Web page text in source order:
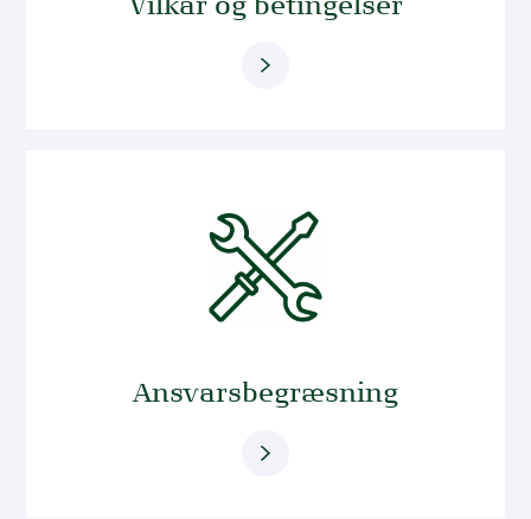
Vilkår og betingelser
Ansvarsbegræsning